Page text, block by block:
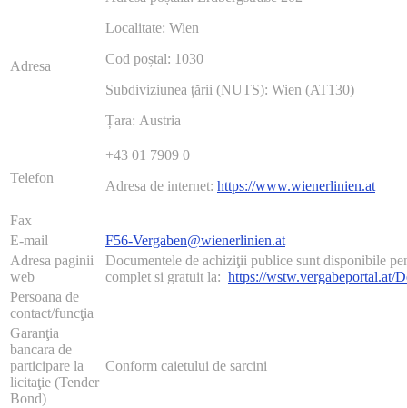
Adresa
Localitate: Wien
Cod poștal: 1030
Subdiviziunea țării (NUTS): Wien (AT130)
Țara: Austria
Telefon
+43 01 7909 0
Adresa de internet: https://www.wienerlinien.at
Fax
E-mail
F56-Vergaben@wienerlinien.at
Adresa paginii
web
Documentele de achiziţii publice sunt disponibile
complet si gratuit la: https://wstw.vergabeportal.at/
Persoana de
contact/funcţia
Garanţia
bancara de
participare la
licitaţie (Tender
Bond)
Conform caietului de sarcini